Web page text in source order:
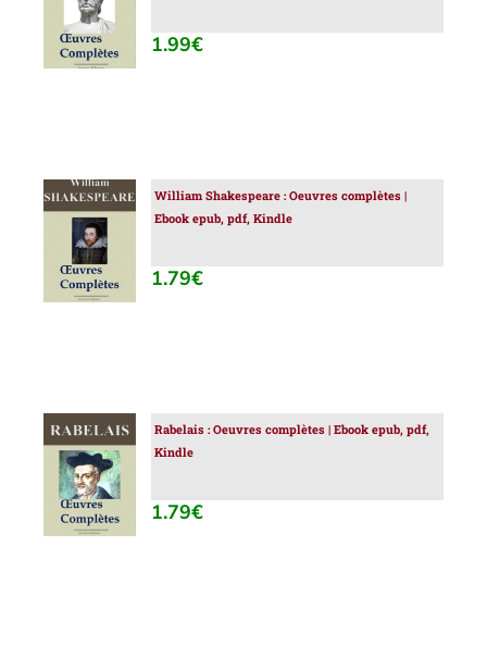
PANIER
/
DÉTAILS
1.99€
AJOUTER
AU
PANIER
/
DÉTAILS
William Shakespeare : Oeuvres complètes |
Ebook epub, pdf, Kindle
1.79€
AJOUTER
AU
PANIER
/
DÉTAILS
Rabelais : Oeuvres complètes | Ebook epub, pdf,
Kindle
1.79€